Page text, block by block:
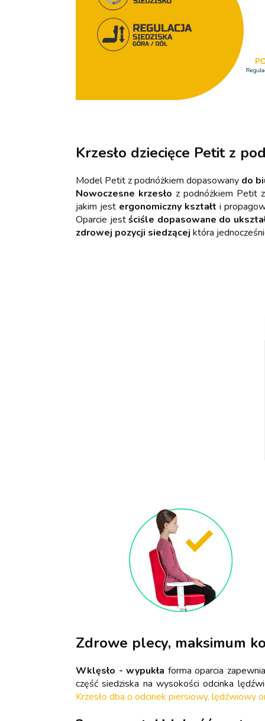
Krzesło dziecięce Petit z
Model Petit z podnóżkiem dopasowany do
Nowoczesne krzesło z podnóżkiem Petit
jakim jest ergonomiczny kształt i
Oparcie jestściśle dopasowane do
zdrowej pozycji siedzącej która
Zdrowe plecy, maksimum
Wklęsło - wypukła forma oparcia
część siedziska na wysokości odcinka
Krzesło dba o odcinek piersiowy, lędźwiowy